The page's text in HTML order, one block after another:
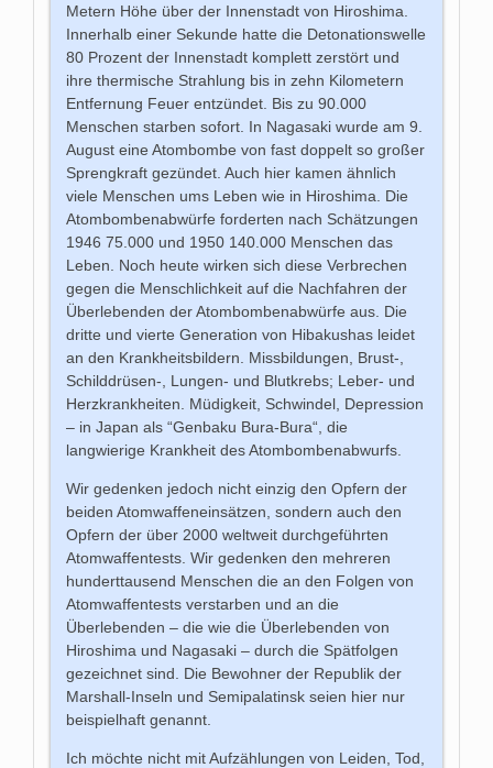
Metern Höhe über der Innenstadt von Hiroshima.
Innerhalb einer Sekunde hatte die Detonationswelle
80 Prozent der Innenstadt komplett zerstört und
ihre thermische Strahlung bis in zehn Kilometern
Entfernung Feuer entzündet. Bis zu 90.000
Menschen starben sofort. In Nagasaki wurde am 9.
August eine Atombombe von fast doppelt so großer
Sprengkraft gezündet. Auch hier kamen ähnlich
viele Menschen ums Leben wie in Hiroshima. Die
Atombombenabwürfe forderten nach Schätzungen
1946 75.000 und 1950 140.000 Menschen das
Leben. Noch heute wirken sich diese Verbrechen
gegen die Menschlichkeit auf die Nachfahren der
Überlebenden der Atombombenabwürfe aus. Die
dritte und vierte Generation von Hibakushas leidet
an den Krankheitsbildern. Missbildungen, Brust-,
Schilddrüsen-, Lungen- und Blutkrebs; Leber- und
Herzkrankheiten. Müdigkeit, Schwindel, Depression
– in Japan als “Genbaku Bura-Bura“, die
langwierige Krankheit des Atombombenabwurfs.
Wir gedenken jedoch nicht einzig den Opfern der
beiden Atomwaffeneinsätzen, sondern auch den
Opfern der über 2000 weltweit durchgeführten
Atomwaffentests. Wir gedenken den mehreren
hunderttausend Menschen die an den Folgen von
Atomwaffentests verstarben und an die
Überlebenden – die wie die Überlebenden von
Hiroshima und Nagasaki – durch die Spätfolgen
gezeichnet sind. Die Bewohner der Republik der
Marshall-Inseln und Semipalatinsk seien hier nur
beispielhaft genannt.
Ich möchte nicht mit Aufzählungen von Leiden, Tod,